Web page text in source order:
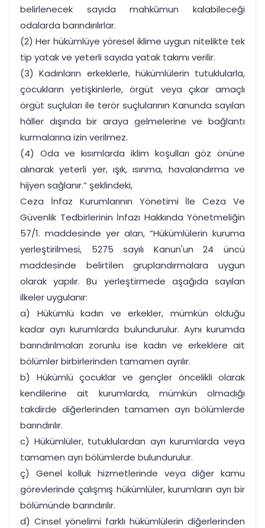
belirlenecek sayıda mahkûmun kalabileceği
odalarda barındırılırlar.
(2) Her hükümlüye yöresel iklime uygun nitelikte tek
tip yatak ve yeterli sayıda yatak takımı verilir.
(3) Kadınların erkeklerle, hükümlülerin tutuklularla,
çocukların yetişkinlerle, örgüt veya çıkar amaçlı
örgüt suçluları ile terör suçlularının Kanunda sayılan
hâller dışında bir araya gelmelerine ve bağlantı
kurmalarına izin verilmez.
(4) Oda ve kısımlarda iklim koşulları göz önüne
alınarak yeterli yer, ışık, ısınma, havalandırma ve
hijyen sağlanır.” şeklindeki,
Ceza İnfaz Kurumlarının Yönetimi İle Ceza Ve
Güvenlik Tedbirlerinin İnfazı Hakkında Yönetmeliğin
57/1. maddesinde yer alan, “Hükümlülerin kuruma
yerleştirilmesi, 5275 sayılı Kanun'un 24 üncü
maddesinde belirtilen gruplandırmalara uygun
olarak yapılır. Bu yerleştirmede aşağıda sayılan
ilkeler uygulanır:
a) Hükümlü kadın ve erkekler, mümkün olduğu
kadar ayrı kurumlarda bulundurulur. Aynı kurumda
barındırılmaları zorunlu ise kadın ve erkeklere ait
bölümler birbirlerinden tamamen ayrılır.
b) Hükümlü çocuklar ve gençler öncelikli olarak
kendilerine ait kurumlarda, mümkün olmadığı
takdirde diğerlerinden tamamen ayrı bölümlerde
barındırılır.
c) Hükümlüler, tutuklulardan ayrı kurumlarda veya
tamamen ayrı bölümlerde bulundurulur.
ç) Genel kolluk hizmetlerinde veya diğer kamu
görevlerinde çalışmış hükümlüler, kurumların ayrı bir
bölümünde barındırılır.
d) Cinsel yönelimi farklı hükümlülerin diğerlerinden